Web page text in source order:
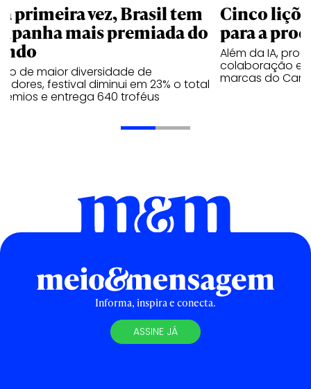
primeira vez, Brasil tem
mais premiada do
de maior diversidade de
festival diminui em 23% o total
e entrega 640 troféus
Cinco
para a
Além da IA,
colaboração e
marcas do
Informa, inspira e conecta.
ASSINE JÁ